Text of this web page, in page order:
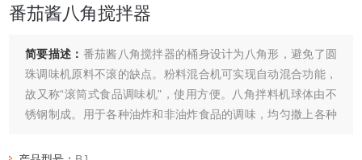
番茄酱八角搅拌器
简要描述： 番茄酱八角搅拌器的桶身设计为八角形，避免了圆
珠调味机原料不滚的缺点。粉料混合机可实现自动混合功能，
故又称“滚筒式食品调味机"，使用方便。八角拌料机球体由不
锈钢制成。用于各种油炸和非油炸食品的调味，均匀撒上各种
电机，齿轮传动，使油炸食品不碎。自动搅拌，搅拌均匀，操